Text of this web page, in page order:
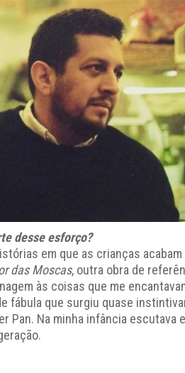
desse esforço?
em que as crianças acabam
das Moscas, outra obra de
às coisas que me
fábula que surgiu quase
Pan. Na minha infância escutava